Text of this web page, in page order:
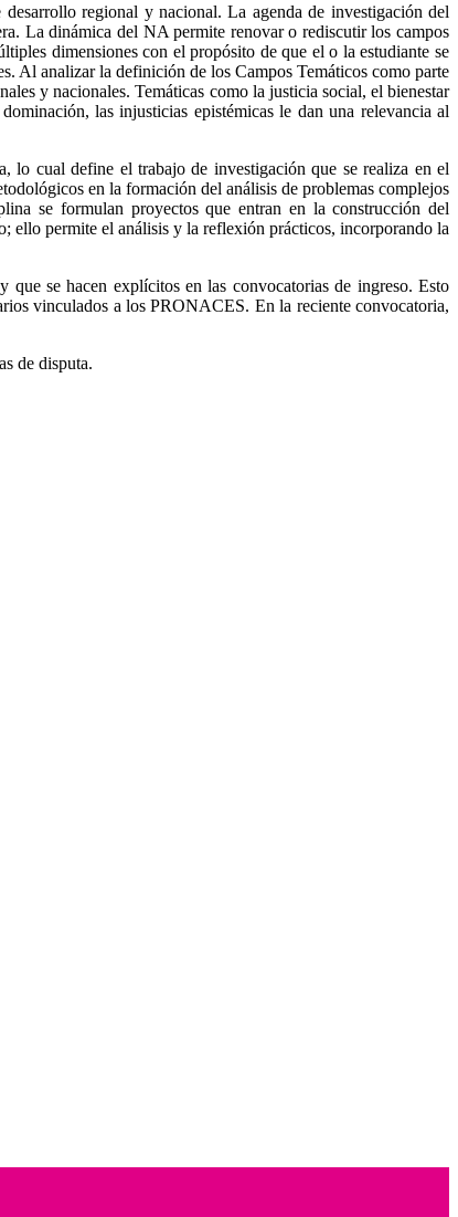
regional y nacional. La agenda de investigación del
La dinámica del NA permite renovar o rediscutir los campos
dimensiones con el propósito de que el o la estudiante se
Al analizar la definición de los Campos Temáticos como parte
y nacionales. Temáticas como la justicia social, el bienestar
las injusticias epistémicas le dan una relevancia al
lo cual define el trabajo de investigación que se realiza en el
en la formación del análisis de problemas complejos
se formulan proyectos que entran en la construcción del
ello permite el análisis y la reflexión prácticos, incorporando la
que se hacen explícitos en las convocatorias de ingreso. Esto
vinculados a los PRONACES. En la reciente convocatoria,
de disputa.